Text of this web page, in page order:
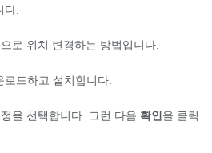
.
로 위치 변경하는 방법입니다.
드하고 설치합니다.
을 선택합니다. 그런 다음 확인 을 클릭